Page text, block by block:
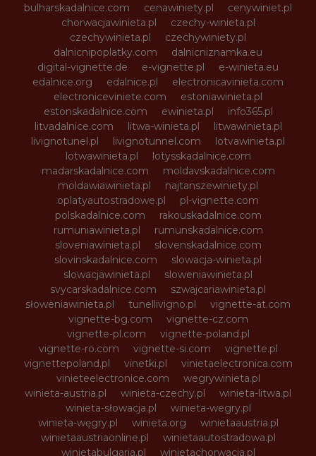
bulharskadalnice.com
cenawiniety.pl
cenywiniet.pl
chorwacjawinieta.pl
czechy-winieta.pl
czechywinieta.pl
czechywiniety.pl
dalnicnipoplatky.com
dalnicniznamka.eu
digital-vignette.de
e-vignette.pl
e-winieta.eu
edalnice.org
edalnice.pl
electronicavinieta.com
electroniceviniete.com
estoniawinieta.pl
estonskadalnice.com
ewinieta.pl
info365.pl
litvadalnice.com
litwa-winieta.pl
litwawinieta.pl
livignotunel.pl
livignotunnel.com
lotvawinieta.pl
lotwawinieta.pl
lotysskadalnice.com
madarskadalnice.com
moldavskadalnice.com
moldawiawinieta.pl
najtanszewiniety.pl
oplatyautostradowe.pl
pl-vignette.com
polskadalnice.com
rakouskadalnice.com
rumuniawinieta.pl
rumunskadalnice.com
sloveniawinieta.pl
slovenskadalnice.com
slovinskadalnice.com
slowacja-winieta.pl
slowacjawinieta.pl
sloweniawinieta.pl
svycarskadalnice.com
szwajcariawinieta.pl
słoweniawinieta.pl
tunellivigno.pl
vignette-at.com
vignette-bg.com
vignette-cz.com
vignette-pl.com
vignette-poland.pl
vignette-ro.com
vignette-si.com
vignette.pl
vignettepoland.pl
vinetki.pl
vinietaelectronica.com
vinieteelectronice.com
wegrywinieta.pl
winieta-austria.pl
winieta-czechy.pl
winieta-litwa.pl
winieta-słowacja.pl
winieta-wegry.pl
winieta-węgry.pl
winieta.org
winietaaustria.pl
winietaaustriaonline.pl
winietaautostradowa.pl
winietabulgaria.pl
winietachorwacja.pl